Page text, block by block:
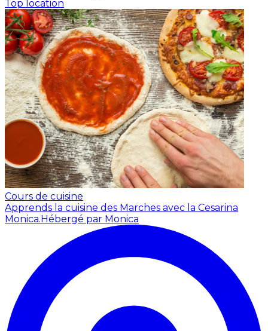
Top location
Cours de cuisine
Apprends la cuisine des Marches avec la Cesarina
Monica.Hébergé par Monica